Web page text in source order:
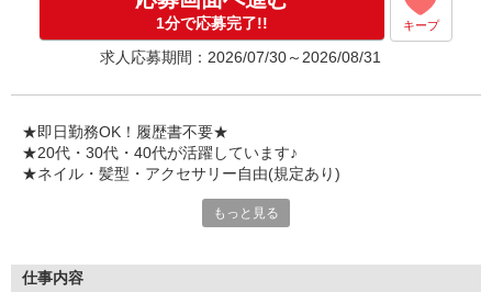
★交通費全額支給
゜+゜・。○。・゜+゜・。○。・゜+゜
お友達を紹介頂くと,
インセンティブ支給(規定有)
゜・。○。・゜+゜・。○。・゜+゜
1分で応募完了!! キープ
求人応募期間：2026/07/30～2026/08/31
★即日勤務OK！履歴書不要★
★20代・30代・40代が活躍しています♪
★ネイル・髪型・アクセサリー自由(規定あり)
シエロのスタッフは9割が未経験スタート。
ずっと先まで役に立ちます！
もっと見る
仕事内容